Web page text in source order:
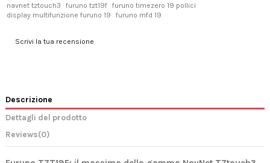
navnet tztouch3 furuno tzt19f furuno timezero 19 pollici
display multifunzione furuno 19
furuno mfd 19
Scrivi la tua recensione
Descrizione
Dettagli del prodotto
Reviews(0)